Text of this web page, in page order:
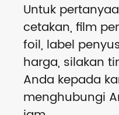
Untuk
cetakan, film
foil, label
harga, silakan
Anda kepada
menghubungi